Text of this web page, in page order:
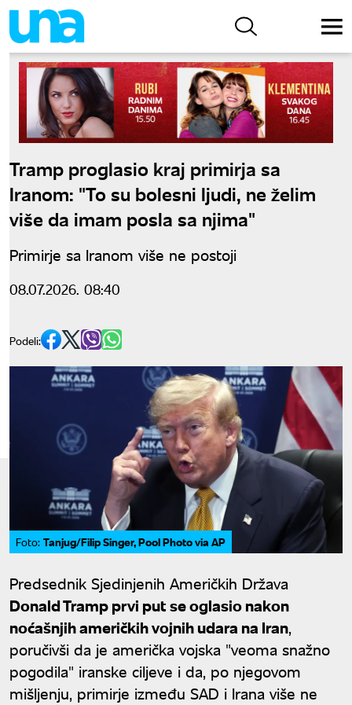
Tramp proglasio kraj primirja sa
Iranom: "To su bolesni ljudi, ne želim
više da imam posla sa njima"
Primirje sa Iranom više ne postoji
08.07.2026. 08:40
Podeli:
Foto: Tanjug/Filip Singer, Pool Photo via AP
Predsednik Sjedinjenih Američkih Država
Donald Tramp prvi put se oglasio nakon
noćašnjih američkih vojnih udara na Iran,
poručivši da je američka vojska "veoma snažno
pogodila" iranske ciljeve i da, po njegovom
mišljenju, primirje između SAD i Irana više ne